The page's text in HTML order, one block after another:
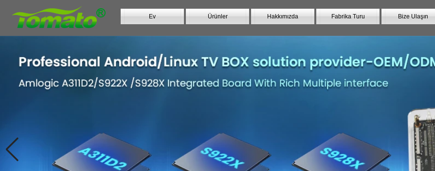
Ev Ürünler Hakkımızda Fabrika Turu Bize Ulaşın